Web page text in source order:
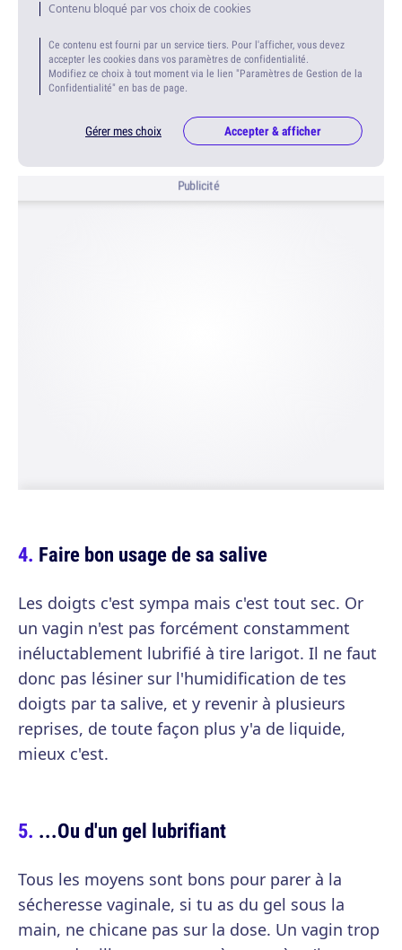
Contenu bloqué par vos choix de cookies
Ce contenu est fourni par un service tiers. Pour l'afficher, vous devez
accepter les cookies dans vos paramètres de confidentialité.
Modifiez ce choix à tout moment via le lien "Paramètres de Gestion de la
Confidentialité" en bas de page.
Gérer mes choix Accepter & afficher
Publicité
Faire bon usage de sa salive
Les doigts c'est sympa mais c'est tout sec. Or
un vagin n'est pas forcément constamment
inéluctablement lubrifié à tire larigot. Il ne faut
donc pas lésiner sur l'humidification de tes
doigts par ta salive, et y revenir à plusieurs
reprises, de toute façon plus y'a de liquide,
mieux c'est.
...Ou d'un gel lubrifiant
Tous les moyens sont bons pour parer à la
sécheresse vaginale, si tu as du gel sous la
main, ne chicane pas sur la dose. Un vagin trop